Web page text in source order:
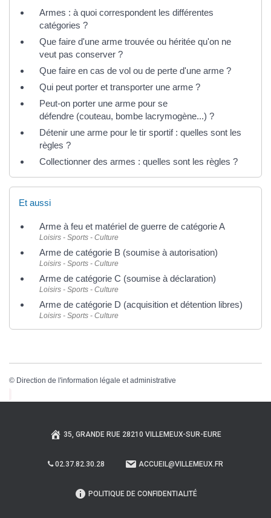
Armes : à quoi correspondent les différentes
catégories ?
Que faire d'une arme trouvée ou héritée qu'on ne
veut pas conserver ?
Que faire en cas de vol ou de perte d'une arme ?
Qui peut porter et transporter une arme ?
Peut-on porter une arme pour se
défendre (couteau, bombe lacrymogène...) ?
Détenir une arme pour le tir sportif : quelles sont les
règles ?
Collectionner des armes : quelles sont les règles ?
Et aussi
Arme à feu et matériel de guerre de catégorie A
Loisirs - Sports - Culture
Arme de catégorie B (soumise à autorisation)
Loisirs - Sports - Culture
Arme de catégorie C (soumise à déclaration)
Loisirs - Sports - Culture
Arme de catégorie D (acquisition et détention libres)
Loisirs - Sports - Culture
© Direction de l'information légale et administrative
35, GRANDE RUE 28210 VILLEMEUX-SUR-EURE
02.37.82.30.28 ACCUEIL@VILLEMEUX.FR
POLITIQUE DE CONFIDENTIALITÉ